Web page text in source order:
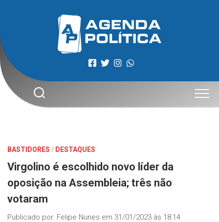
BASTIDORES / DESTAQUES
Virgolino é escolhido novo líder da
oposição na Assembleia; três não
votaram
Publicado por: Felipe Nunes em 31/01/2023 às 18:14